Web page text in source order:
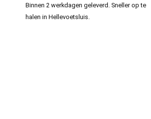
Binnen 2 werkdagen geleverd. Sneller op te
halen in Hellevoetsluis.